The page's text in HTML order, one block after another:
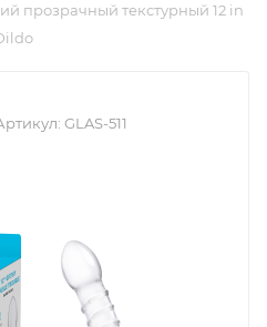
прозрачный текстурный 12 in
GLAS-511